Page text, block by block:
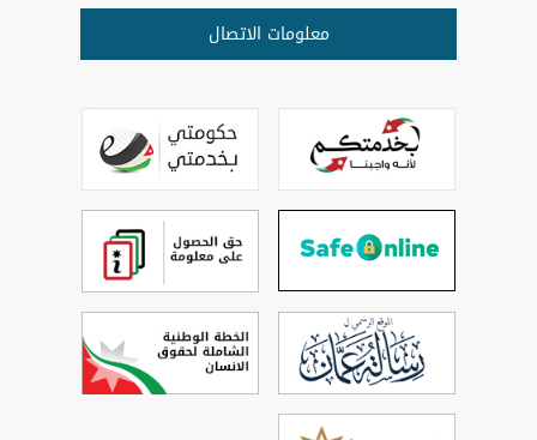
معلومات الاتصال